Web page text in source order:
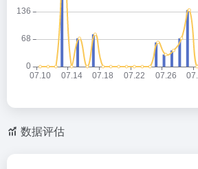
数据评估